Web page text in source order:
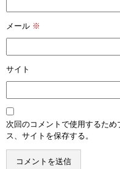
メール ※
サイト
次回のコメントで使用するた
ス、サイトを保存する。